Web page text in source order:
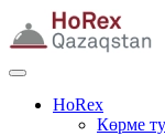
HoRex
Көрме